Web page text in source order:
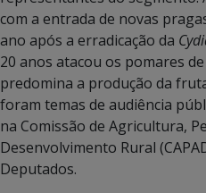
com a entrada de novas
ano após a erradicação da
20 anos atacou os pomares
predomina a produção da
foram temas de audiência
na Comissão de Agricultura,
Desenvolvimento Rural
Deputados.